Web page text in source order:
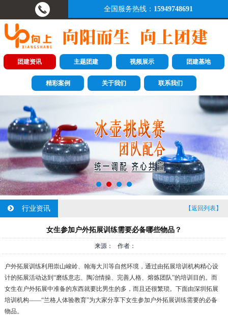
全国服务热线： 15949748691
团建资讯 主题团建 视频展示 团建基地
精彩案例 关于我们 联系我们
行业资讯 【返回列表】
女生参加户外拓展训练需要必备哪些物品？
来源： 作者：
户外拓展训练利用崇山峻岭、翰海大川等自然环境，通过由拓展培训机构精心设
计的拓展活动达到“磨练意志、陶冶情操、完善人格、熔炼团队”的培训目的。而
女生在户外拓展中准备的东西就要比男生的多，而且还很繁琐。下面由深圳拓展
培训机构——“兰格人体验教育”为大家分享下女生参加户外拓展训练需要的必备
物品。